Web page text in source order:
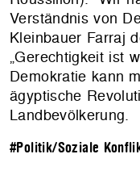
Verständnis von
Kleinbauer Farraj
„Gerechtigkeit ist
Demokratie kann
ägyptische
Landbevölkerung.
#Politik/Soziale